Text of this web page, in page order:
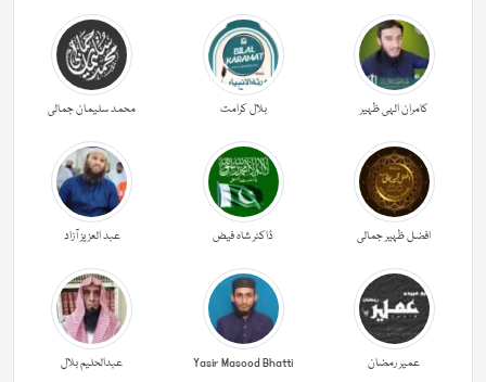
کامران الہی ظہیر بلال کرامت محمد سلیمان جمالی
افضل ظہیر جمالی ڈاکٹر شاہ فیض عبد العزیز آزاد
عمیر رمضان Yasir Masood Bhatti عبدالحليم بلال